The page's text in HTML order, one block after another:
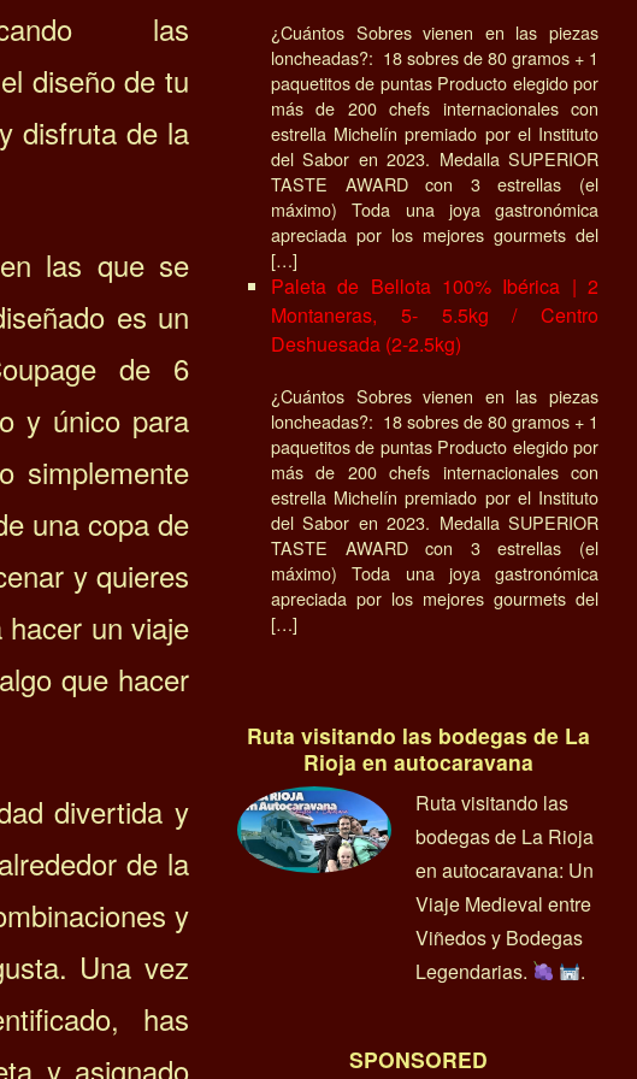
las
diseño de tu
disfruta de la
las que se
es un
de 6
y único para
simplemente
una copa de
y quieres
un viaje
que hacer
divertida y
de la
y
Una vez
has
y asignado
¿Cuántos Sobres vienen en las piezas
loncheadas?: 18 sobres de 80 gramos + 1
paquetitos de puntas Producto elegido por
más de 200 chefs internacionales con
estrella Michelín premiado por el Instituto
del Sabor en 2023. Medalla SUPERIOR
TASTE AWARD con 3 estrellas (el
máximo) Toda una joya gastronómica
apreciada por los mejores gourmets del
[…]
Paleta de Bellota 100% Ibérica | 2
Montaneras, 5- 5.5kg / Centro
Deshuesada (2-2.5kg)
¿Cuántos Sobres vienen en las piezas
loncheadas?: 18 sobres de 80 gramos + 1
paquetitos de puntas Producto elegido por
más de 200 chefs internacionales con
estrella Michelín premiado por el Instituto
del Sabor en 2023. Medalla SUPERIOR
TASTE AWARD con 3 estrellas (el
máximo) Toda una joya gastronómica
apreciada por los mejores gourmets del
[…]
Ruta visitando las bodegas de La
Rioja en autocaravana
Ruta visitando las
bodegas de La Rioja
en autocaravana: Un
Viaje Medieval entre
Viñedos y Bodegas
Legendarias.
.
SPONSORED